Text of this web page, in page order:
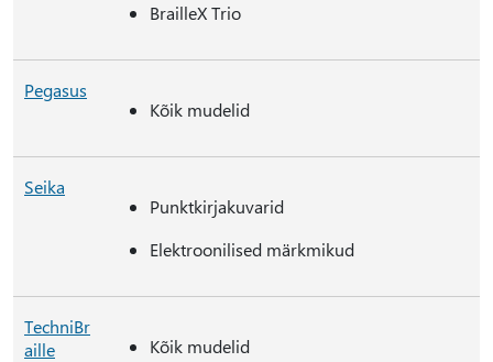
BrailleX Trio
Pegasus
Kõik mudelid
Seika
Punktkirjakuvarid
Elektroonilised märkmikud
TechniBr
aille
Kõik mudelid